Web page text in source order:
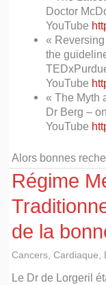
Doctor
YouTube
«
the
YouTube
« The Myth
Dr Berg – on
YouTube
Alors bonnes
Régime
de la
Cancers ,Cardiaque
Le Dr de Lorgeril